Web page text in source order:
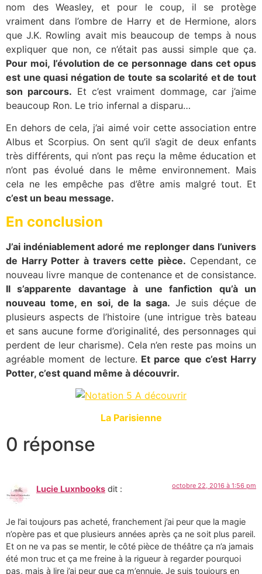
nom des Weasley, et pour le coup, il se protège
vraiment dans l’ombre de Harry et de Hermione, alors
que J.K. Rowling avait mis beaucoup de temps à nous
expliquer que non, ce n’était pas aussi simple que ça.
Pour moi, l’évolution de ce personnage dans cet opus
est une quasi négation de toute sa scolarité et de tout
son parcours. Et c’est vraiment dommage, car j’aime
beaucoup Ron. Le trio infernal a disparu…
En dehors de cela, j’ai aimé voir cette association entre
Albus et Scorpius. On sent qu’il s’agit de deux enfants
très différents, qui n’ont pas reçu la même éducation et
n’ont pas évolué dans le même environnement. Mais
cela ne les empêche pas d’être amis malgré tout. Et
c’est un beau message.
En conclusion
J’ai indéniablement adoré me replonger dans l’univers
de Harry Potter à travers cette pièce. Cependant, ce
nouveau livre manque de contenance et de consistance.
Il s’apparente davantage à une fanfiction qu’à un
nouveau tome, en soi, de la saga. Je suis déçue de
plusieurs aspects de l’histoire (une intrigue très bateau
et sans aucune forme d’originalité, des personnages qui
perdent de leur charisme). Cela n’en reste pas moins un
agréable moment de lecture. Et parce que c’est Harry
Potter, c’est quand même à découvrir.
La Parisienne
0 réponse
Lucie Luxnbooks dit : octobre 22, 2016 à 1:56 pm
Je l’ai toujours pas acheté, franchement j’ai peur que la magie
n’opère pas et que plusieurs années après ça ne soit plus pareil.
Et on ne va pas se mentir, le côté pièce de théâtre ça n’a jamais
été mon truc et ça me freine à la rigueur à regarder pourquoi
pas, mais à lire j’ai peur que ça m’ennuie. Je suis toujours en